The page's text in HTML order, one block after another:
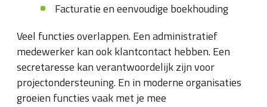
Facturatie en eenvoudige boekhouding
Veel functies overlappen. Een administratief
medewerker kan ook klantcontact hebben. Een
secretaresse kan verantwoordelijk zijn voor
projectondersteuning. En in moderne organisaties
groeien functies vaak met je mee